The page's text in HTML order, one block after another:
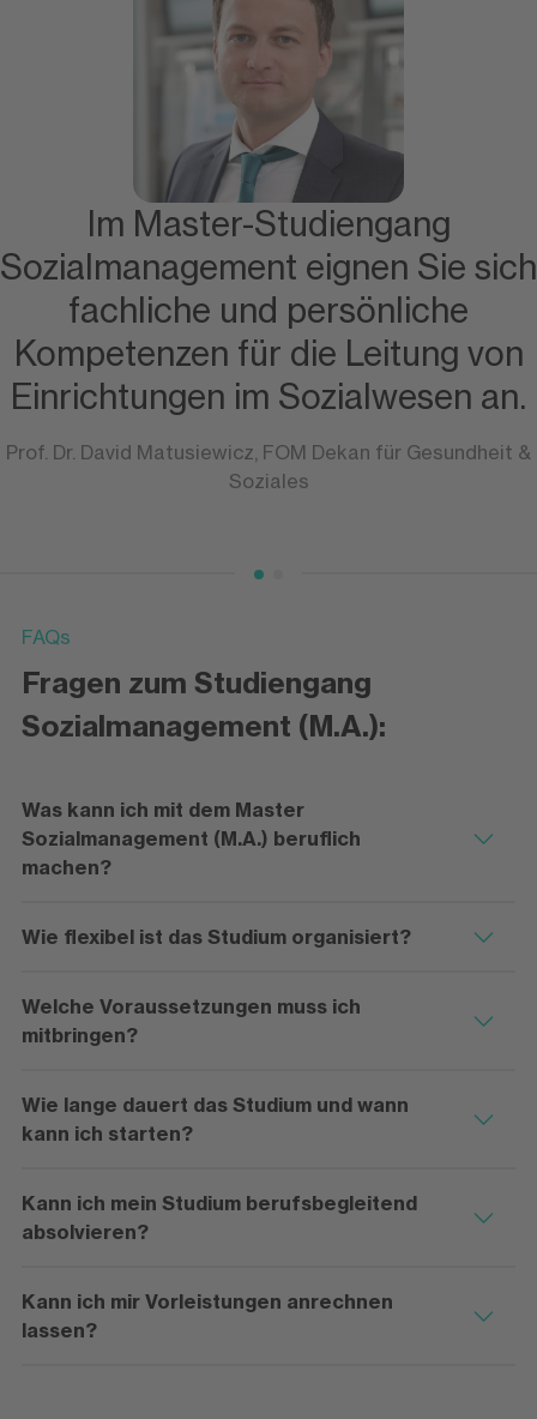
Im Master-Studiengang
Sozialmanagement eignen Sie sich
fachliche und persönliche
Kompetenzen für die Leitung von
Einrichtungen im Sozialwesen an.
Prof. Dr. David Matusiewicz, FOM Dekan für Gesundheit &
Soziales
FAQs
Fragen zum Studiengang
Sozialmanagement (M.A.):
Was kann ich mit dem Master
Sozialmanagement (M.A.) beruflich
machen?
Wie flexibel ist das Studium organisiert?
Welche Voraussetzungen muss ich
mitbringen?
Wie lange dauert das Studium und wann
kann ich starten?
Kann ich mein Studium berufsbegleitend
absolvieren?
Kann ich mir Vorleistungen anrechnen
lassen?